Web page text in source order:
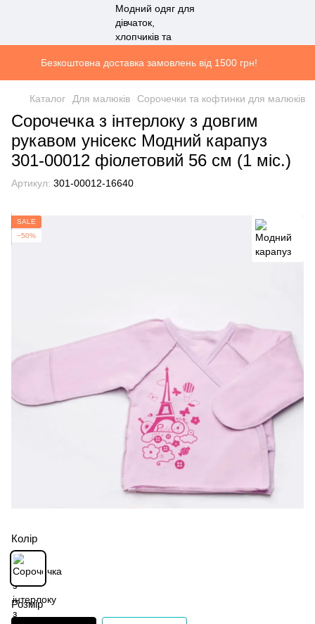
Безкоштовна доставка замовлень від 1500 грн!
Каталог Для малюків Сорочечки та кофтинки для малюків
Сорочечка з інтерлоку з довгим
рукавом унісекс Модний карапуз
301-00012 фіолетовий 56 см (1 мiс.)
Артикул: 301-00012-16640
SALE
−50%
Колір
Розмір